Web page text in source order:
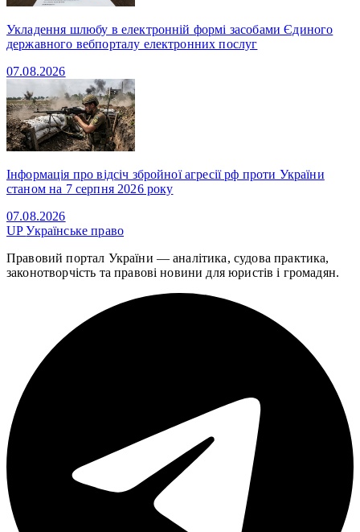
Укладення шлюбу в електронній формі засобами Єдиного
державного вебпорталу електронних послуг
07.08.2026
Інформація про відсіч збройної агресії рф проти України
станом на 7 серпня 2026 року
07.08.2026
UPУкраїнське право
Правовий портал України — аналітика, судова практика,
законотворчість та правові новини для юристів і громадян.